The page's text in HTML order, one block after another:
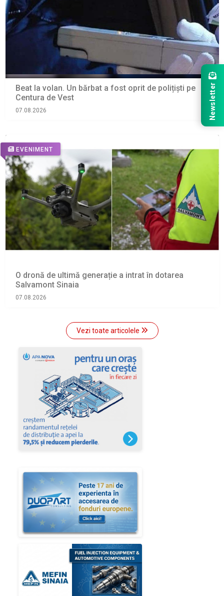
Beat la volan. Un bărbat a fost oprit de polițiști pe
Centura de Vest
07.08.2026
EVENIMENT
O dronă de ultimă generație a intrat în dotarea
Salvamont Sinaia
07.08.2026
Vezi toate articolele
Newsletter